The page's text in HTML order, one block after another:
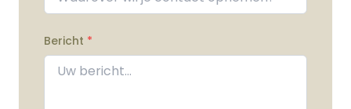
Bericht *